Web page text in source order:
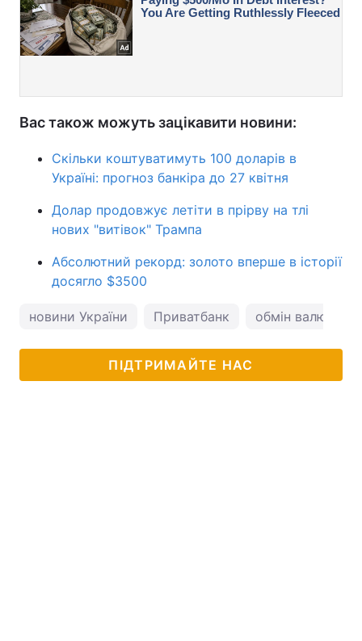
Вас також можуть зацікавити новини:
Скільки коштуватимуть 100 доларів в
Україні: прогноз банкіра до 27 квітня
Долар продовжує летіти в прірву на тлі
нових "витівок" Трампа
Абсолютний рекорд: золото вперше в історії
досягло $3500
новини України Приватбанк обмін валют
ПІДТРИМАЙТЕ НАС